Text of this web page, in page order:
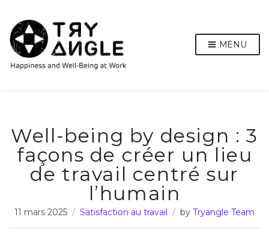
MENU
Well-being by design : 3
façons de créer un lieu
de travail centré sur
l’humain
11 mars 2025 Satisfaction au travail by Tryangle Team